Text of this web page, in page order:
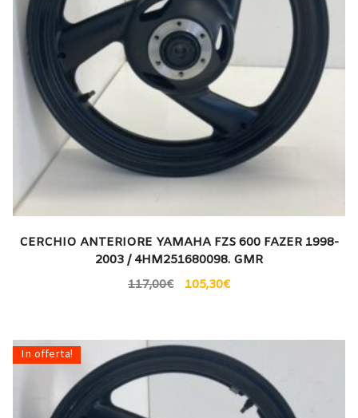
CERCHIO ANTERIORE YAMAHA FZS 600 FAZER 1998-
2003 / 4HM251680098. GMR
117,00€ 105,30€
In offerta!